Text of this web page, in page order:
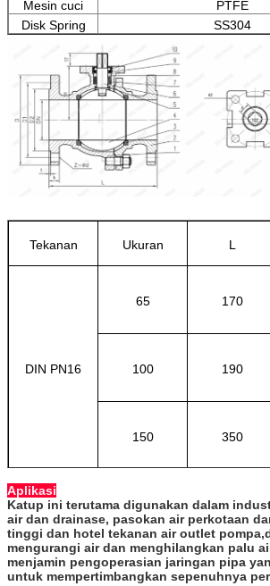
Mesin cuci
PTFE
Disk Spring
SS304
Tekanan Ukuran L
DIN PN16
65 170
100 190
150 350
Aplikasi
Katup ini terutama digunakan dalam
air dan drainase, pasokan air perkotaan
tinggi dan hotel tekanan air outlet
mengurangi air dan menghilangkan palu
menjamin pengoperasian jaringan pipa
untuk mempertimbangkan sepenuhnya